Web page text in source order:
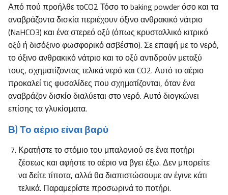
Από πού προήλθε τοCO2 Τόσο το baking powder όσο και τα
αναβράζοντα δισκία περιέχουν όξινο ανθρακικό νάτριο
(NaHCO3) και ένα στερεό οξύ (όπως κρυσταλλικό κιτρικό
οξύ ή δισόξινο φωσφορικό ασβέστιο). Σε επαφή με το νερό,
το όξινο ανθρακικό νάτριο και το οξύ αντιδρούν μεταξύ
τους, σχηματίζοντας τελικά νερό και CO2. Αυτό το αέριο
προκαλεί τις φυσαλίδες που σχηματίζονται, όταν ένα
αναβράζον δισκίο διαλύεται στο νερό. Αυτό διογκώνει
επίσης τα γλυκίσματα.
Β) Το αέριο είναι βαρύ
Κρατήστε το στόμιο του μπαλονιού σε ένα ποτήρι
ζέσεως και αφήστε το αέριο να βγει έξω. Δεν μπορείτε
να δείτε τίποτα, αλλά θα διαπιστώσουμε αν έγινε κάτι
τελικά. Παραμερίστε προσωρινά το ποτήρι.